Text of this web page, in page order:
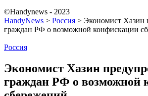
©Handynews - 2023
HandyNews > Россия > Экономист Хазин
граждан РФ о возможной конфискации
Россия
Экономист Хазин
граждан РФ о возможной